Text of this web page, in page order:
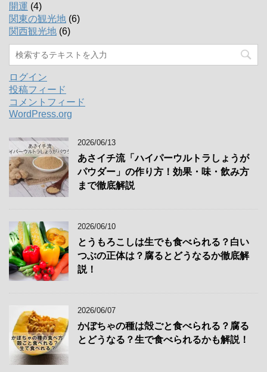
開運 (4)
関東の観光地 (6)
関西観光地 (6)
ログイン
投稿フィード
コメントフィード
WordPress.org
2026/06/13
あさイチ流「ハイパーウルトラしょうが
パウダー」の作り方！効果・味・飲み方
まで徹底解説
2026/06/10
とうもろこしは生でも食べられる？白い
つぶの正体は？腐るとどうなるか徹底解
説！
2026/06/07
かぼちゃの種は殻ごと食べられる？腐る
とどうなる？生で食べられるかも解説！